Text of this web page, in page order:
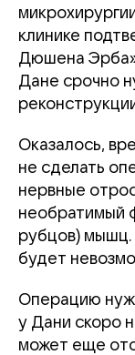
клинике
Дюшена
Дане срочно
Оказалось,
не сделать
нервные
необратимый
рубцов) мышц.
будет
Операцию
у Дани скоро
может еще